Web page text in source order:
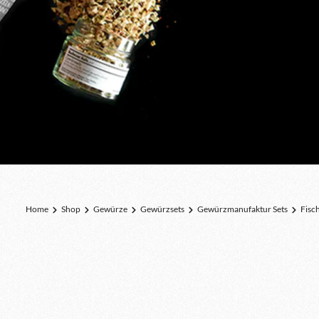
Home Shop Gewürze Gewürzsets Gewürzmanufaktur Sets